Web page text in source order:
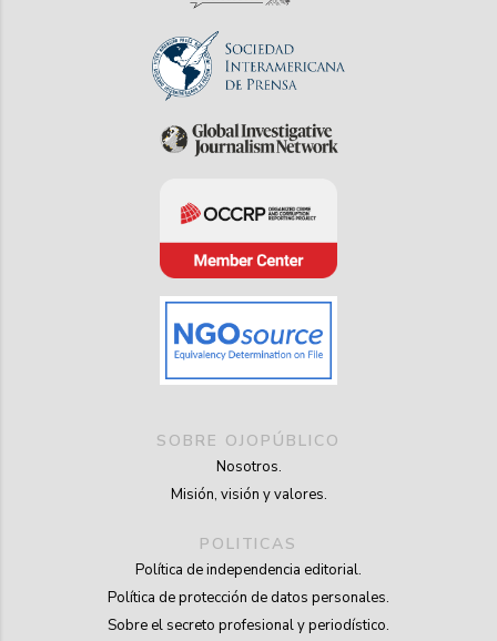
SOBRE OJOPÚBLICO
Nosotros.
Misión, visión y valores.
POLITICAS
Política de independencia editorial.
Política de protección de datos personales.
Sobre el secreto profesional y periodístico.